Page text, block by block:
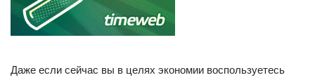
Даже если сейчас вы в целях экономии воспользуетесь